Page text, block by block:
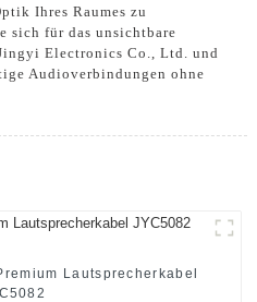
Ihres Raumes zu
sich für das unsichtbare
Electronics Co., Ltd. und
Audioverbindungen ohne
Lautsprecherkabel